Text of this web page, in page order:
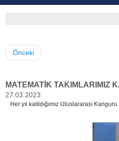
Önceki
MATEMATİK TAKIMLARIMIZ
27.03.2023
Her yıl katıldığımız Uluslararası